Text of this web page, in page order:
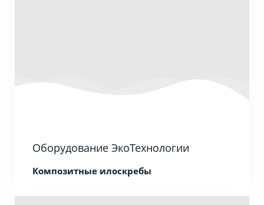
Оборудование ЭкоТехнологии
Композитные илоскребы